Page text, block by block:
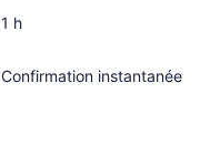
1 h
Confirmation instantanée